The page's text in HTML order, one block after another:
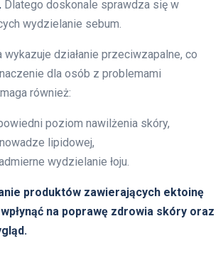
Dlatego doskonale sprawdza się w
wydzielanie sebum.
wykazuje działanie przeciwzapalne, co
dla osób z problemami
również:
poziom nawilżenia skóry,
lipidowej,
wydzielanie łoju.
produktów zawierających ektoinę
na poprawę zdrowia skóry oraz